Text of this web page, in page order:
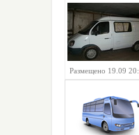
Размещено 19.09